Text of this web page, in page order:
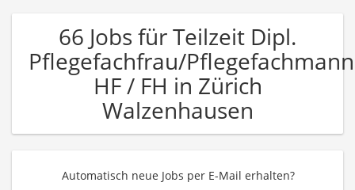
66 Jobs für Teilzeit Dipl.
Pflegefachfrau/Pflegefachmann
HF / FH in Zürich
Walzenhausen
Automatisch neue Jobs per E-Mail erhalten?